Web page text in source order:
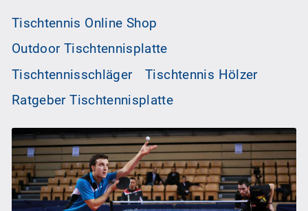
Tischtennis Online Shop
Outdoor Tischtennisplatte
Tischtennisschläger
Tischtennis Hölzer
Ratgeber Tischtennisplatte